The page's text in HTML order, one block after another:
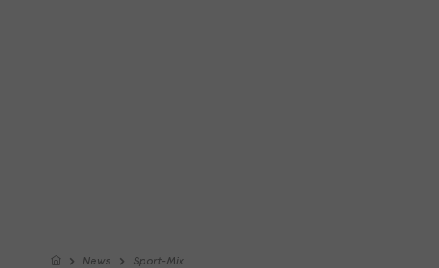
News Sport-Mix